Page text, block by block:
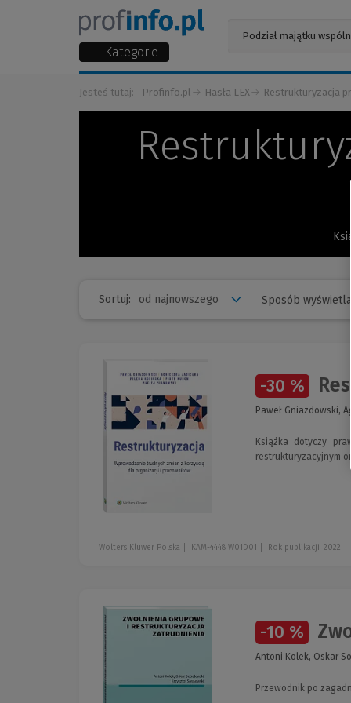
Kategorie
Jesteś tutaj: Profinfo.pl Hasła LEX Restrukturyzacja
Sortuj: Sposób
-30 %
Paweł Gniazdowski,
Książka dotyczy
restrukturyzacyjnym
Wolters Kluwer Polska KAM-4448 W01D01 Rok publikacji: 2022
-10 %
Antoni Kolek, Oskar
Przewodnik po